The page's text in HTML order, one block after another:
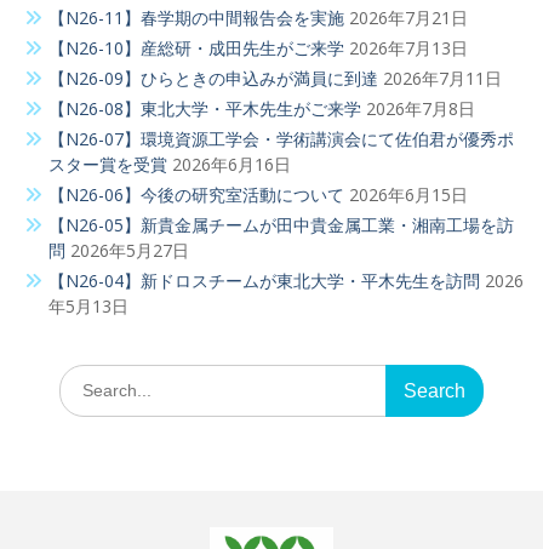
【N26-11】春学期の中間報告会を実施 2026年7月21日
【N26-10】産総研・成田先生がご来学 2026年7月13日
【N26-09】ひらときの申込みが満員に到達 2026年7月11日
【N26-08】東北大学・平木先生がご来学 2026年7月8日
【N26-07】環境資源工学会・学術講演会にて佐伯君が優秀ポ
スター賞を受賞 2026年6月16日
【N26-06】今後の研究室活動について 2026年6月15日
【N26-05】新貴金属チームが田中貴金属工業・湘南工場を訪
問 2026年5月27日
【N26-04】新ドロスチームが東北大学・平木先生を訪問 2026
年5月13日
Search
for: